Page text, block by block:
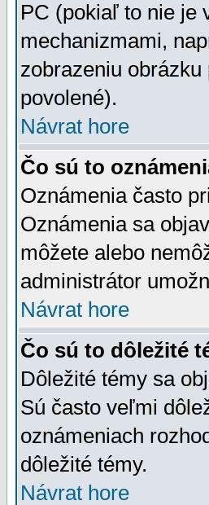
PC (pokiaľ to nie je
mechanizmami,
zobrazeniu
povolené).
Návrat hore
Čo sú to
Oznámenia často
Oznámenia sa
môžete alebo
administrátor
Návrat hore
Čo sú to dôležité
Dôležité témy sa
Sú často veľmi
oznámeniach
dôležité témy.
Návrat hore